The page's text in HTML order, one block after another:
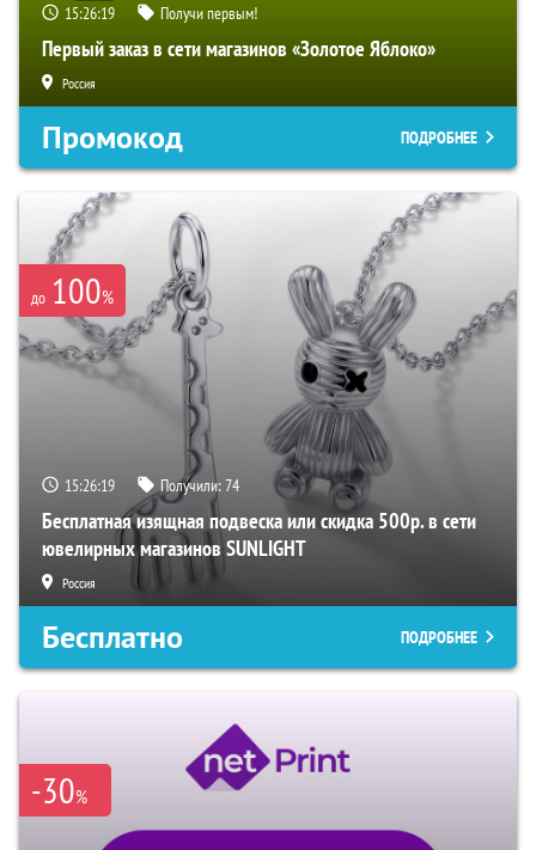
15:26:18 Получи первым!
Первый заказ в сети магазинов «Золотое Яблоко»
Россия
Промокод ПОДРОБНЕЕ
до 100%
15:26:18 Получили:74
Бесплатная изящная подвеска или скидка 500р. в сети
ювелирных магазинов SUNLIGHT
Россия
Бесплатно ПОДРОБНЕЕ
-30%